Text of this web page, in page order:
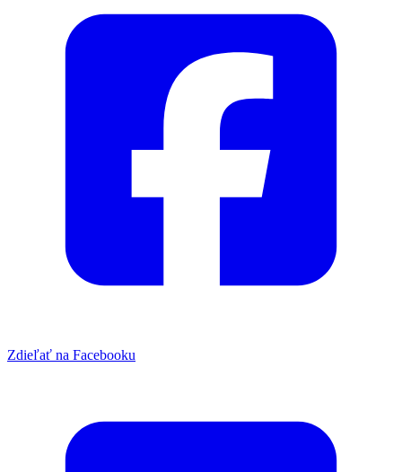
Zdieľať na Facebooku